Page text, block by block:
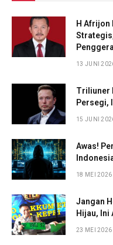
H
13 JUNI
Triliuner
Persegi,
15 JUNI
Awas!
18 MEI 2026
Jangan
Hijau, Ini
23 MEI 2026